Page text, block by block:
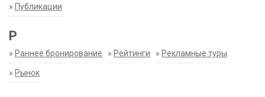
» Публикации
Р
» Раннее бронирование » Рейтинги » Рекламные туры
» Рынок